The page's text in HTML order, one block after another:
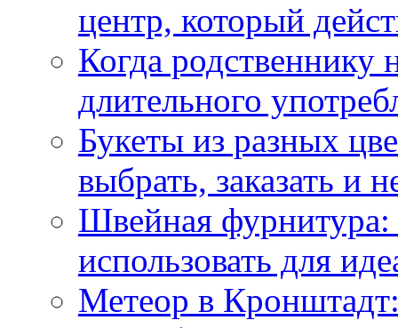
центр, который
Когда
длительного
Букеты из разных
выбрать, заказать и
Швейная фурнитура:
использовать для
Метеор в